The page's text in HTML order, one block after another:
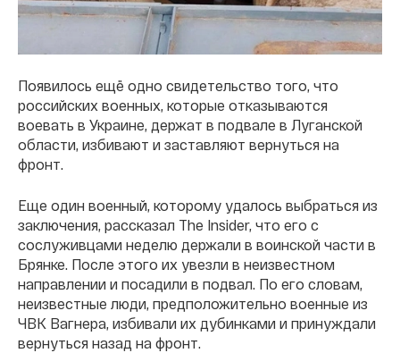
Появилось ещё одно свидетельство того, что
российских военных, которые отказываются
воевать в Украине, держат в подвале в Луганской
области, избивают и заставляют вернуться на
фронт.
Еще один военный, которому удалось выбраться из
заключения, рассказал The Insider, что его с
сослуживцами неделю держали в воинской части в
Брянке. После этого их увезли в неизвестном
направлении и посадили в подвал. По его словам,
неизвестные люди, предположительно военные из
ЧВК Вагнера, избивали их дубинками и принуждали
вернуться назад на фронт.